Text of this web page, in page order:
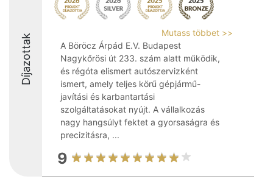
Díjazottak
Mutass többet >>
A Böröcz Árpád E.V. Budapest
Nagykőrösi út 233. szám alatt működik,
és régóta elismert autószervizként
ismert, amely teljes körű gépjármű-
javítási és karbantartási
szolgáltatásokat nyújt. A vállalkozás
nagy hangsúlyt fektet a gyorsaságra és
precizitásra, ...
9